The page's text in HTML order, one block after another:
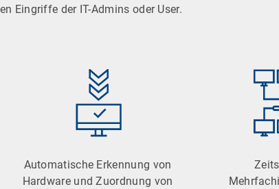
Eingriffe der IT-Admins oder User.
Automatische Erkennung von
Hardware und Zuordnung von